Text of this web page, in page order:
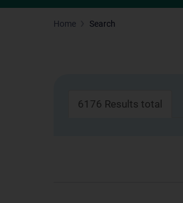
Home Search
6176 Results total